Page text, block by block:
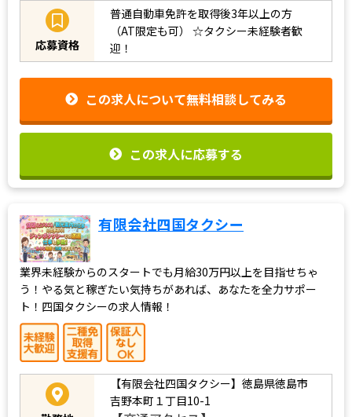
応募資格
普通自動車免許を取得後3年以上の方
（AT限定も可）
☆タクシー未経験者歓
迎！
この求人について無料相談してみる
この求人に応募する
有限会社四国タクシー
業界未経験からのスタートでも月給30万円以上を目指せちゃ
う！やる気と稼ぎたい気持ちがあれば、あなたを全力サポー
ト！四国タクシーの求人情報！
【有限会社四国タクシー】徳島県徳島市
吉野本町１丁目10-1